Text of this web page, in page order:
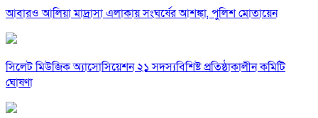
আবারও আলিয়া মাদ্রাসা এলাকায় সংঘর্ষের আশঙ্কা, পুলিশ মোতায়েন
সিলেট মিউজিক অ্যাসোসিয়েশন ২১ সদস্যবিশিষ্ট প্রতিষ্ঠাকালীন কমিটি
ঘোষণা